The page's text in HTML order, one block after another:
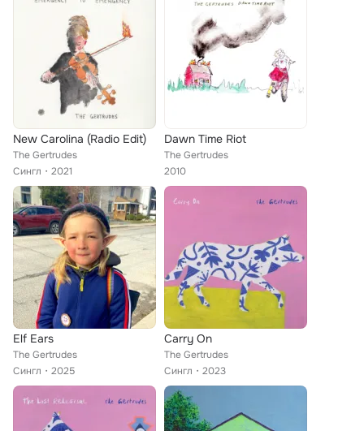
New Carolina (Radio Edit)
The Gertrudes
Сингл
2021
Dawn Time Riot
The Gertrudes
2010
Elf Ears
The Gertrudes
Сингл
2025
Carry On
The Gertrudes
Сингл
2023